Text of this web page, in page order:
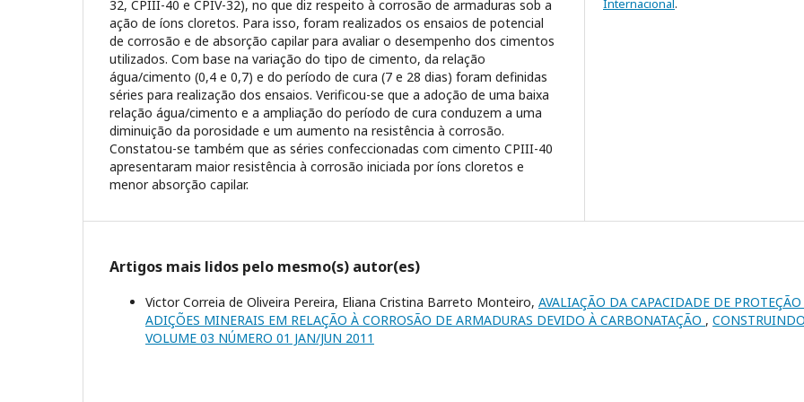
32, CPIII-40 e CPIV-32), no que diz respeito à corrosão de armaduras sob a
ação de íons cloretos. Para isso, foram realizados os ensaios de potencial
de corrosão e de absorção capilar para avaliar o desempenho dos cimentos
utilizados. Com base na variação do tipo de cimento, da relação
água/cimento (0,4 e 0,7) e do período de cura (7 e 28 dias) foram definidas
séries para realização dos ensaios. Verificou-se que a adoção de uma baixa
relação água/cimento e a ampliação do período de cura conduzem a uma
diminuição da porosidade e um aumento na resistência à corrosão.
Constatou-se também que as séries confeccionadas com cimento CPIII-40
apresentaram maior resistência à corrosão iniciada por íons cloretos e
menor absorção capilar.
Internacional .
Artigos mais lidos pelo mesmo(s) autor(es)
Victor Correia de Oliveira Pereira, Eliana Cristina Barreto Monteiro, AVALIAÇÃO DA CAPACIDADE DE
ADIÇÕES MINERAIS EM RELAÇÃO À CORROSÃO DE ARMADURAS DEVIDO À CARBONATAÇÃO ,
VOLUME 03 NÚMERO 01 JAN/JUN 2011